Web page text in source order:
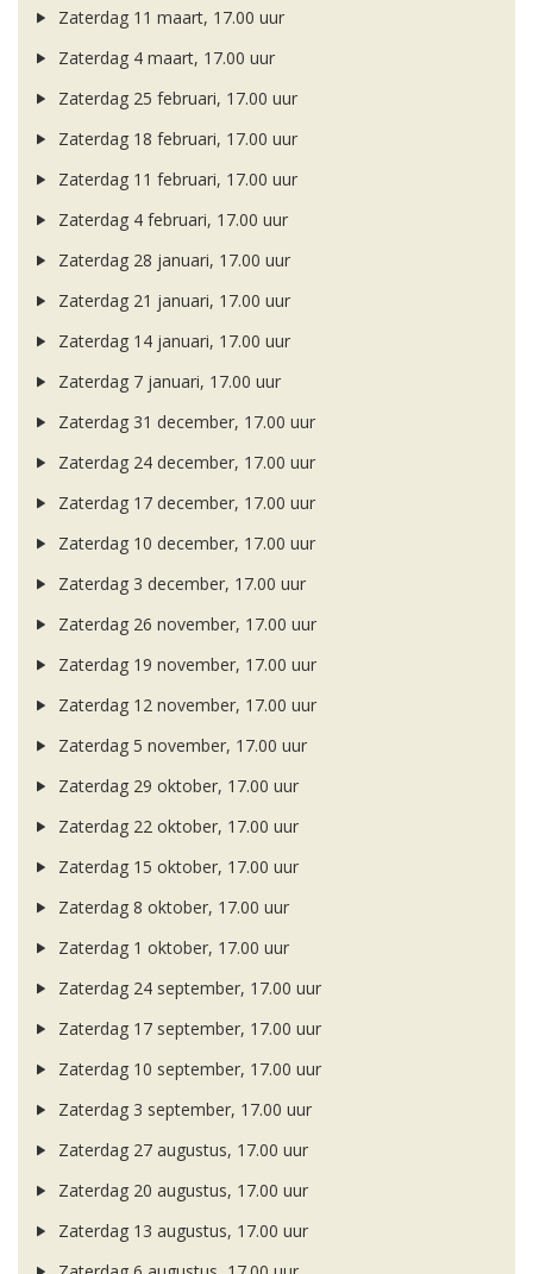
Zaterdag 11 maart, 17.00 uur
Zaterdag 4 maart, 17.00 uur
Zaterdag 25 februari, 17.00 uur
Zaterdag 18 februari, 17.00 uur
Zaterdag 11 februari, 17.00 uur
Zaterdag 4 februari, 17.00 uur
Zaterdag 28 januari, 17.00 uur
Zaterdag 21 januari, 17.00 uur
Zaterdag 14 januari, 17.00 uur
Zaterdag 7 januari, 17.00 uur
Zaterdag 31 december, 17.00 uur
Zaterdag 24 december, 17.00 uur
Zaterdag 17 december, 17.00 uur
Zaterdag 10 december, 17.00 uur
Zaterdag 3 december, 17.00 uur
Zaterdag 26 november, 17.00 uur
Zaterdag 19 november, 17.00 uur
Zaterdag 12 november, 17.00 uur
Zaterdag 5 november, 17.00 uur
Zaterdag 29 oktober, 17.00 uur
Zaterdag 22 oktober, 17.00 uur
Zaterdag 15 oktober, 17.00 uur
Zaterdag 8 oktober, 17.00 uur
Zaterdag 1 oktober, 17.00 uur
Zaterdag 24 september, 17.00 uur
Zaterdag 17 september, 17.00 uur
Zaterdag 10 september, 17.00 uur
Zaterdag 3 september, 17.00 uur
Zaterdag 27 augustus, 17.00 uur
Zaterdag 20 augustus, 17.00 uur
Zaterdag 13 augustus, 17.00 uur